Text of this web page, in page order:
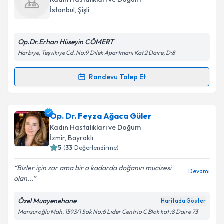
Takvim Talebini Gönder
takvim hazırlandığında e-posta ile bilgilendireceğiz.
Kişisel verilerimin işlenmesine ilişkin
Metni'ni okudum ve kişisel verilerimin belirtilen
Takvim Talebini Gönder
İstanbul, Şişli
Op.Dr.Erhan Hüseyin CÖMERT
Harbiye, Teşvikiye Cd. No:9 Dilek Apartmanı Kat 2 Daire, D:8
Randevu Talep Et
Randevu Takvimi Talebi
Op. Dr. Erhan Hüseyin Cömertiçin randevu takvimi
talebi oluşturun. Size bu uzmandan randevu almanız
için bir takvim hazırlandığında e-posta ile
bilgilendireceğiz.
E-posta Adresiniz
Kişisel verilerimin işlenmesine ilişkinAydınlatma
Op. Dr. Feyza Ağaca Güler
Kadın Hastalıkları ve Doğum
İzmir, Bayraklı
5 (33 Değerlendirme)
Bizler için zor ama bir o kadarda doğanın mucizesi
olan...
Devamı
Özel Muayenehane Haritada Göster
Mansuroğlu Mah. 1593/1 Sok No:6 Lider Centrio C Blok kat :8 Daire 73